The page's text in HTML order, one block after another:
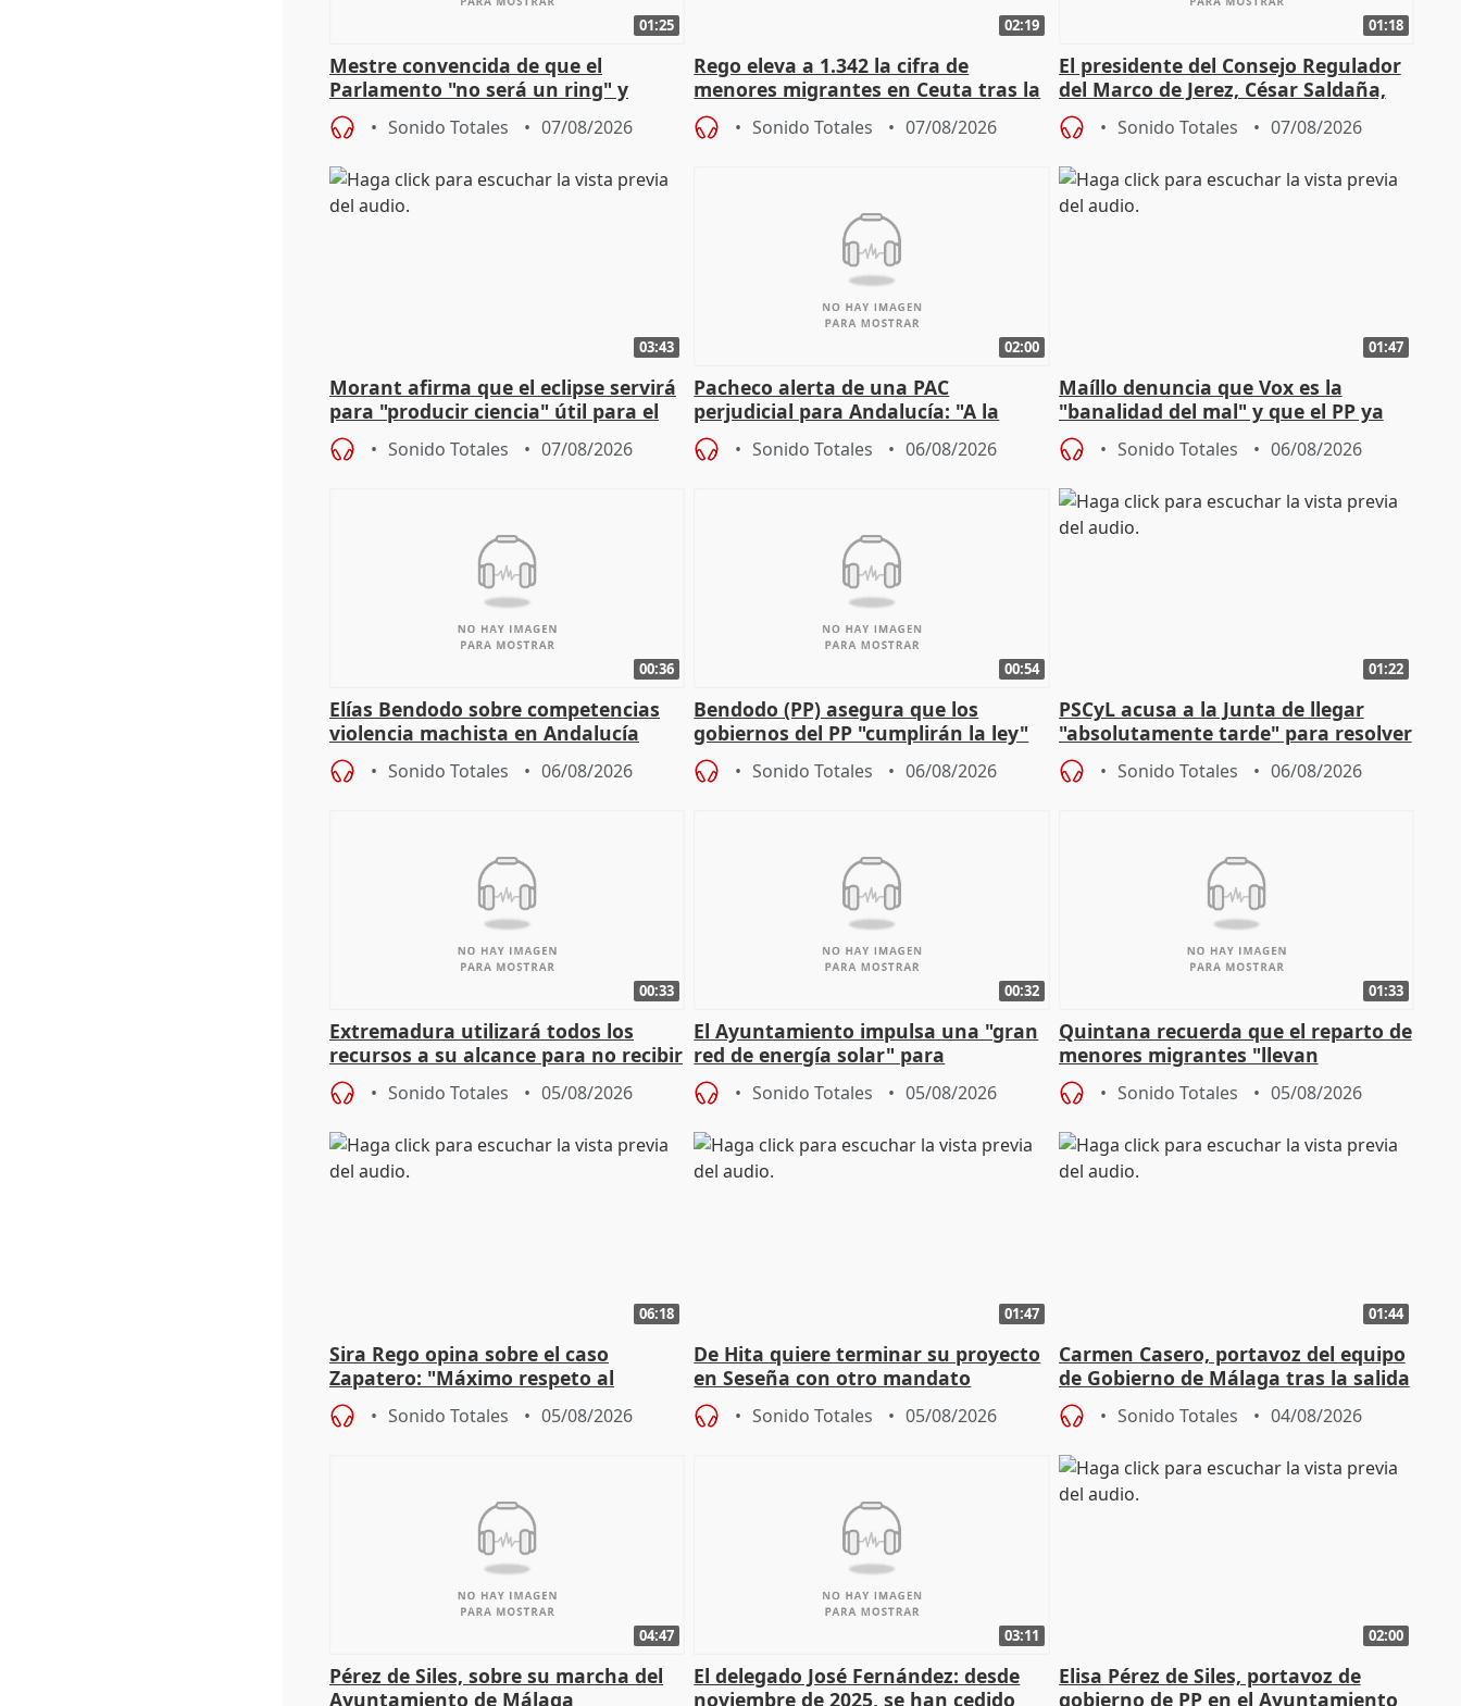
01:25
Mestre convencida de que el
Parlamento "no será un ring" y
defiende "estabilidad" del pacto con
Vox
Sonido Totales 07/08/2026
02:19
Rego eleva a 1.342 la cifra de
menores migrantes en Ceuta tras la
entrada masiva
Sonido Totales 07/08/2026
01:18
El presidente del Consejo Regulador
del Marco de Jerez, César Saldaña,
sobre exportaciones
Sonido Totales 07/08/2026
03:43
Morant afirma que el eclipse servirá
para "producir ciencia" útil para el
resto del mundo
Sonido Totales 07/08/2026
02:00
Pacheco alerta de una PAC
perjudicial para Andalucía: "A la
agricultura hay que protegerla"
Sonido Totales 06/08/2026
01:47
Maíllo denuncia que Vox es la
"banalidad del mal" y que el PP ya
asume todas sus tesis
Sonido Totales 06/08/2026
00:36
Elías Bendodo sobre competencias
violencia machista en Andalucía
Sonido Totales 06/08/2026
00:54
Bendodo (PP) asegura que los
gobiernos del PP "cumplirán la ley"
sobre los menores migrantes
Sonido Totales 06/08/2026
01:22
PSCyL acusa a la Junta de llegar
"absolutamente tarde" para resolver
problemas como Newcastle
Sonido Totales 06/08/2026
00:33
Extremadura utilizará todos los
recursos a su alcance para no recibir
más menores migrantes
Sonido Totales 05/08/2026
00:32
El Ayuntamiento impulsa una "gran
red de energía solar" para
autoconsumo
Sonido Totales 05/08/2026
01:33
Quintana recuerda que el reparto de
menores migrantes "llevan
aportación del Gobierno" central
Sonido Totales 05/08/2026
06:18
Sira Rego opina sobre el caso
Zapatero: "Máximo respeto al
proceso judicial"
Sonido Totales 05/08/2026
01:47
De Hita quiere terminar su proyecto
en Seseña con otro mandato
Sonido Totales 05/08/2026
01:44
Carmen Casero, portavoz del equipo
de Gobierno de Málaga tras la salida
de Pérez de Siles
Sonido Totales 04/08/2026
04:47
Pérez de Siles, sobre su marcha del
Ayuntamiento de Málaga
03:11
El delegado José Fernández: desde
noviembre de 2025, se han cedido
02:00
Elisa Pérez de Siles, portavoz de
gobierno de PP en el Ayuntamiento